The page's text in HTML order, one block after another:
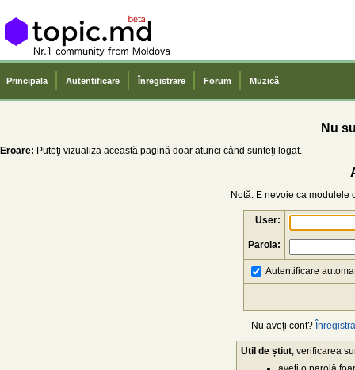
Principala Autentificare Înregistrare Forum Muzică
Nu
Eroare: Puteţi vizualiza această pagină doar atunci când sunteţi logat.
Notă: E nevoie ca modulele
User:
Parola:
Autentificare
Nu aveţi cont?
Util de știut , verificarea